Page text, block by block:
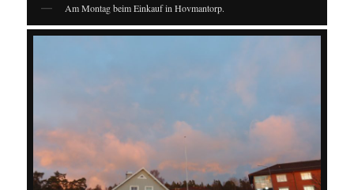
Am Montag beim Einkauf in Hovmantorp.